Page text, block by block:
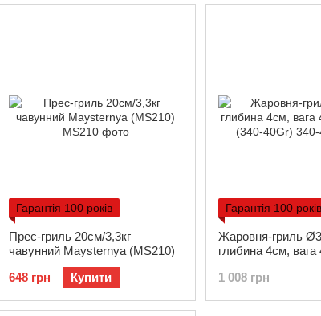
Гарантія 100 років
Прес-гриль 20см/3,3кг
чавунний Maysternya (MS210)
648 грн
Купити
Гарантія 100 років
Жаровня-гриль
глибина 4см, вага
1 008 грн